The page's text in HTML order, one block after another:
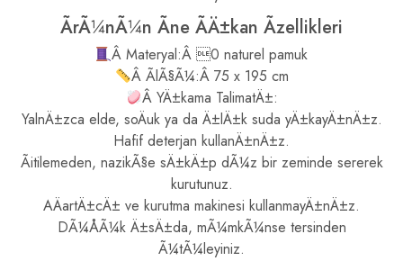
ÃrÃ¼nÃ¼n Ãne ÃÄ±kan Ãzellikleri
Â Materyal:Â 0 naturel pamuk
Â ÃlÃ§Ã¼:Â 75 x 195 cm
Â YÄ±kama TalimatÄ±:
YalnÄ±zca elde, soÄuk ya da Ä±lÄ±k suda yÄ±kayÄ±nÄ±z.
Hafif deterjan kullanÄ±nÄ±z.
Ãitilemeden, nazikÃ§e sÄ±kÄ±p dÃ¼z bir zeminde sererek
kurutunuz.
AÄartÄ±cÄ± ve kurutma makinesi kullanmayÄ±nÄ±z.
DÃ¼ÅÃ¼k Ä±sÄ±da, mÃ¼mkÃ¼nse tersinden
Ã¼tÃ¼leyiniz.